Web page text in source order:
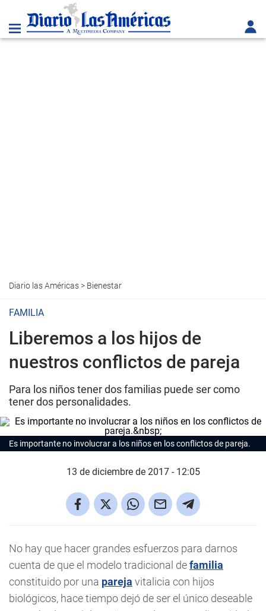
Diario las Américas> Bienestar
FAMILIA
Liberemos a los hijos de
nuestros conflictos de pareja
Para los niños tener dos familias puede ser como
tener dos personalidades.
Es importante no involucrar a los niños en los conflictos de pareja.
13 de diciembre de 2017 - 12:05
No hay que hacer grandes esfuerzos para darnos
cuenta de que el modelo tradicional defamilia
constituido por una pareja vitalicia con hijos
biológicos, hace tiempo dejó de ser el único deseable